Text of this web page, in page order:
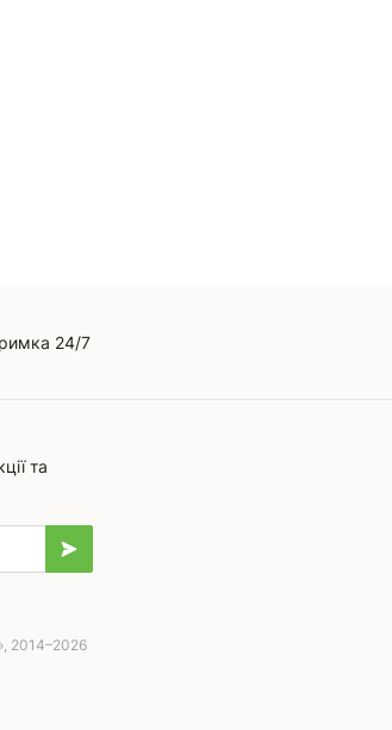
24/7
та
2014–2026